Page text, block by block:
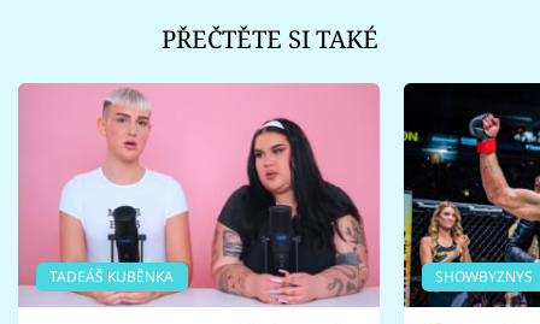
PŘEČTĚTE SI TAKÉ
TADEÁŠ KUBĚNKA SHOWBYZNYS